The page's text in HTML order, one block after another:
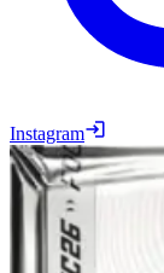
Instagram